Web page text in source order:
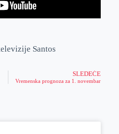
Santos
SLEDEĆE
Vremenska prognoza za 1. novembar